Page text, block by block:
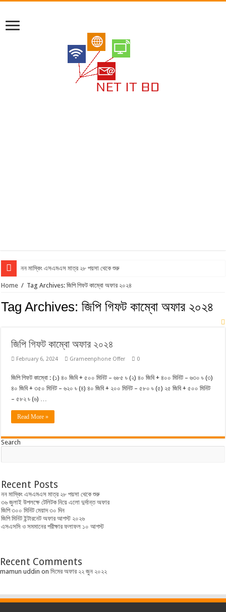
নন মাস্কিং এসএমএস মাত্র ২৮ পয়সা থেকে শুরু
Home / Tag Archives: জিপি গিফট কাম্বো অফার ২০২৪
Tag Archives:জিপি গিফট কাম্বো অফার ২০২৪
জিপি গিফট কাম্বো অফার ২০২৪
February 6, 2024 Grameenphone Offer 0
জিপি গিফট কাম্বো : (১) ৪০ জিবি + ৫০০ মিনিট – ৬৮৫ ৳ (২) ৪০ জিবি + ৪০০ মিনিট – ৬৩০ ৳ (৩)
৪০ জিবি + ৩৫০ মিনিট – ৬২০ ৳ (৪) ৪০ জিবি + ২০০ মিনিট – ৫৮০ ৳ (৫) ২৫ জিবি + ৫০০ মিনিট
– ৫৮২ ৳ (৬) …
Read More »
Search
Recent Posts
নন মাস্কিং এসএমএস মাত্র ২৮ পয়সা থেকে শুরু
৩৬ জুলাই উপলক্ষে টেলিটক নিয়ে এলো দুর্দান্ত অফার
জিপি ৩০০ মিনিট মেয়াদ ৩০ দিন
জিপি মিনিট ইন্টারনেট অফার আগস্ট ২০২৬
এসএসসি ও সমমানের পরীক্ষার ফলাফল ১০ আগস্ট
Recent Comments
mamun uddin on সিমের অফার ২২ জুন ২০২২